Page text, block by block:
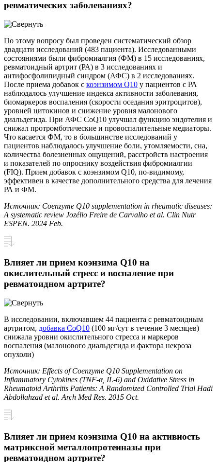
ревматических заболеваниях?
По этому вопросу был проведен систематический обзор
двадцати исследований (483 пациента). Исследованными
состояниями были фибромиалгия (ФМ) в 15 исследованиях,
ревматоидный артрит (РА) в 3 исследованиях и
антифосфолипидный синдром (АФС) в 2 исследованиях.
После приема добавок с коэнзимом Q10 у пациентов с РА
наблюдалось улучшение индекса активности заболевания,
биомаркеров воспаления (скорости оседания эритроцитов),
уровней цитокинов и снижение уровня малонового
диальдегида. При АФС CoQ10 улучшал функцию эндотелия и
снижал протромботические и провоспалительные медиаторы.
Что касается ФМ, то в большинстве исследований у
пациентов наблюдалось улучшение боли, утомляемости, сна,
количества болезненных ощущений, расстройств настроения
и показателей по опроснику воздействия фибромиалгии
(FIQ). Прием добавок с коэнзимом Q10, по-видимому,
эффективен в качестве дополнительного средства для лечения
РА и ФМ.
Источник: Coenzyme Q10 supplementation in rheumatic diseases:
A systematic review Jozélio Freire de Carvalho et al. Clin Nutr
ESPEN. 2024 Feb.
Влияет ли прием коэнзима Q10 на
окислительный стресс и воспаление при
ревматоидном артрите?
В исследовании, включавшем 44 пациента с ревматоидным
артритом, добавка CoQ10 (100 мг/сут в течение 3 месяцев)
снижала уровни окислительного стресса и маркеров
воспаления (малонового диальдегида и фактора некроза
опухоли)
Источник: Effects of Coenzyme Q10 Supplementation on
Inflammatory Cytokines (TNF-α, IL-6) and Oxidative Stress in
Rheumatoid Arthritis Patients: A Randomized Controlled Trial Hadi
Abdollahzad et al. Arch Med Res. 2015 Oct.
Влияет ли прием коэнзима Q10 на активность
матриксной металлопротеиназы при
ревматоидном артрите?